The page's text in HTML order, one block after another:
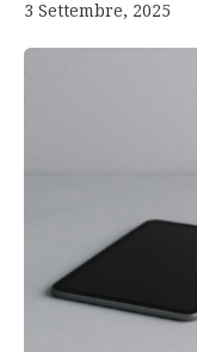
3 Settembre, 2025